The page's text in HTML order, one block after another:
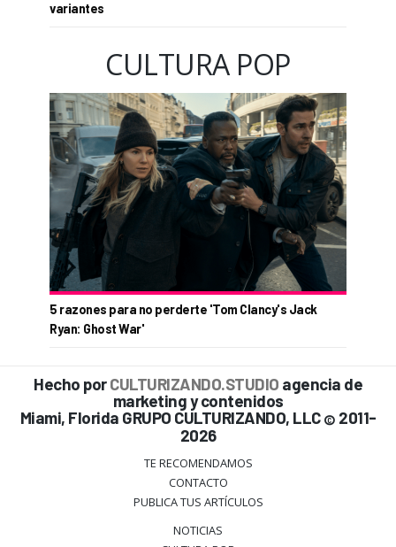
variantes
CULTURA POP
5 razones para no perderte 'Tom Clancy's Jack
Ryan: Ghost War'
Hecho porCULTURIZANDO.STUDIO agencia de
marketing y contenidos
Miami, Florida GRUPO CULTURIZANDO, LLC © 2011-
2026
TE RECOMENDAMOS
CONTACTO
PUBLICA TUS ARTÍCULOS
NOTICIAS